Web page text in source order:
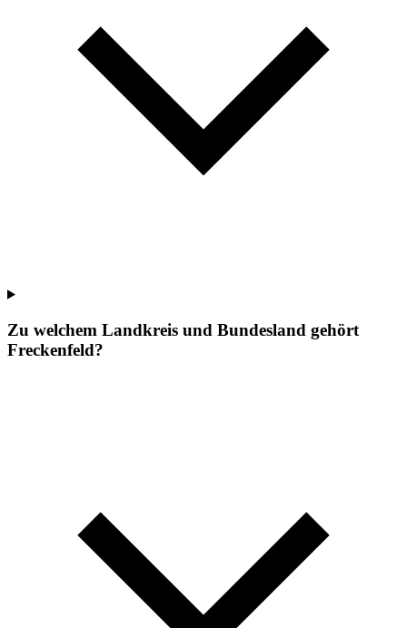
Zu welchem Landkreis und Bundesland gehört
Freckenfeld?